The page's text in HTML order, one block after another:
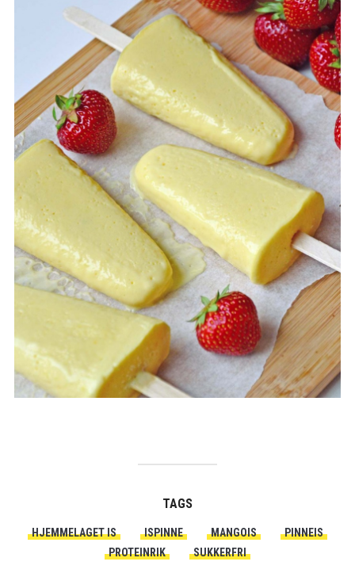
TAGS
HJEMMELAGET IS ISPINNE MANGOIS
PINNEIS
PROTEINRIK
SUKKERFRI